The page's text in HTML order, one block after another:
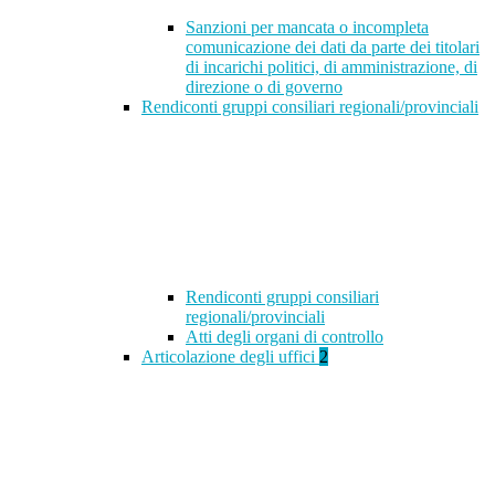
Sanzioni per mancata o incompleta
comunicazione dei dati da parte dei titolari
di incarichi politici, di amministrazione, di
direzione o di governo
Rendiconti gruppi consiliari regionali/provinciali
Rendiconti gruppi consiliari
regionali/provinciali
Atti degli organi di controllo
Articolazione degli uffici 2